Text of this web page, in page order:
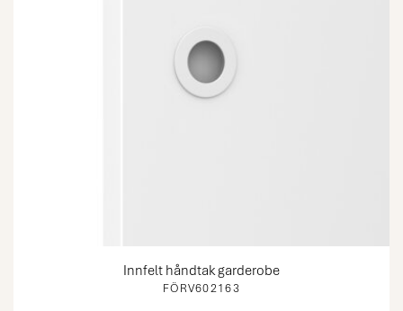
FÖRV602163
Innfelt håndtak garderobe